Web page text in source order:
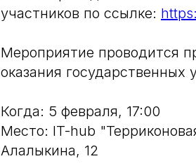
участников по ссылке:
Мероприятие проводится
оказания государственных
Когда: 5 февраля, 17:00
Место: IT-hub
Алалыкина, 12